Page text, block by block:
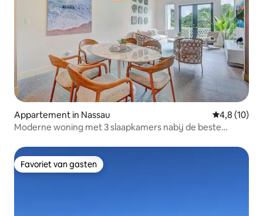
Appartement in Nassau
4,8 (10)
Moderne woning met 3 slaapkamers nabij de beste
Favoriet van gasten
Favoriet van gasten